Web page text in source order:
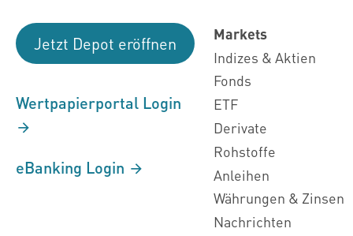
Jetzt Depot eröffnen
Wertpapierportal Login
eBanking Login
Markets
Indizes & Aktien
Fonds
ETF
Derivate
Rohstoffe
Anleihen
Währungen & Zinsen
Nachrichten